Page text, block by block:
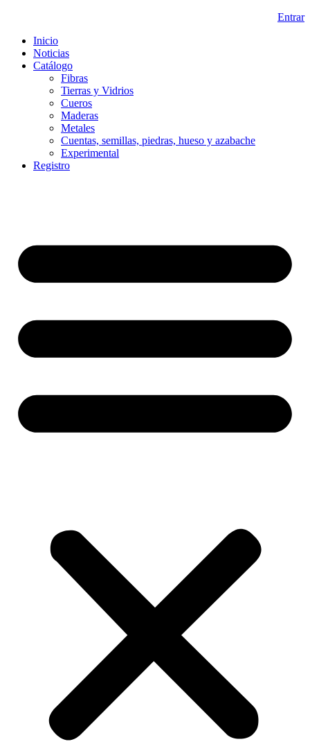
contenido
Entrar
Inicio
Noticias
Catálogo
Fibras
Tierras y Vidrios
Cueros
Maderas
Metales
Cuentas, semillas, piedras, hueso y azabache
Experimental
Registro